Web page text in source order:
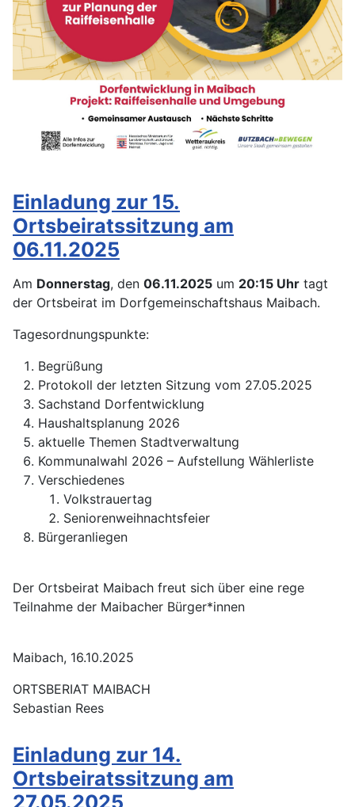
Einladung zur 15.
Ortsbeiratssitzung am
06.11.2025
Am Donnerstag, den 06.11.2025 um 20:15 Uhr tagt
der Ortsbeirat im Dorfgemeinschaftshaus Maibach.
Tagesordnungspunkte:
Begrüßung
Protokoll der letzten Sitzung vom 27.05.2025
Sachstand Dorfentwicklung
Haushaltsplanung 2026
aktuelle Themen Stadtverwaltung
Kommunalwahl 2026 – Aufstellung Wählerliste
Verschiedenes
Volkstrauertag
Seniorenweihnachtsfeier
Bürgeranliegen
Der Ortsbeirat Maibach freut sich über eine rege
Teilnahme der Maibacher Bürger*innen
Maibach, 16.10.2025
ORTSBERIAT MAIBACH
Sebastian Rees
Einladung zur 14.
Ortsbeiratssitzung am
27.05.2025